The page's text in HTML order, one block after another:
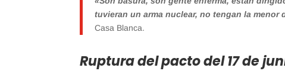
tuvieran un arma nuclear, no tengan la menor
Casa Blanca.
Ruptura del pacto del 17 de